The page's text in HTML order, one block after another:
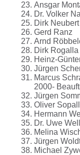
Ansgar
Dr. Volker
Dirk
Gerd Ranz
Arnd
Dirk
Heinz-
Jürgen
Marcus
2000-
Jürgen
Oliver
Hermann
Dr. Uwe
Melina
Jürgen
Michael